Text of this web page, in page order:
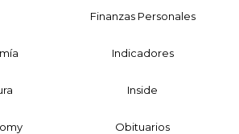
Finanzas Personales
Indicadores
Inside
Obituarios